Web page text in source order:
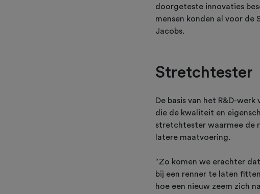
doorgeteste innovaties
mensen konden al voor de
Jacobs.
Stretchtester
De basis van het R&D-
die de kwaliteit en
stretchtester waarmee de
latere maatvoering.
“Zo komen we erachter
bij een renner te laten
hoe een nieuw zeem zich